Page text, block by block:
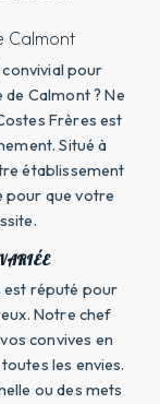
Calmont
pour
Calmont ? Ne
Frères est
Situé à
établissement
pour que votre
est réputé pour
Notre chef
convives en
les envies.
ou des mets